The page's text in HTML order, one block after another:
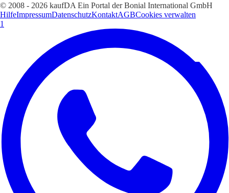
© 2008 - 2026 kaufDA Ein Portal der Bonial International GmbH
HilfeImpressumDatenschutzKontaktAGBCookies verwalten
1